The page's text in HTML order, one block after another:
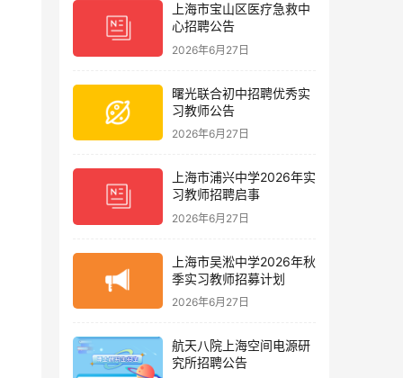
上海市宝山区医疗急救中
心招聘公告
2026年6月27日
曙光联合初中招聘优秀实
习教师公告
2026年6月27日
上海市浦兴中学2026年实
习教师招聘启事
2026年6月27日
上海市吴淞中学2026年秋
季实习教师招募计划
2026年6月27日
航天八院上海空间电源研
究所招聘公告